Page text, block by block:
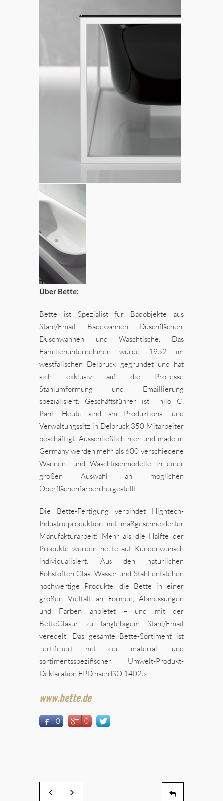
Über Bette:
Bette ist Spezialist für Badobjekte aus
Stahl/Email: Badewannen, Duschflächen,
Duschwannen und Waschtische. Das
Familienunternehmen wurde 1952 im
westfälischen Delbrück gegründet und hat
sich exklusiv auf die Prozesse
Stahlumformung und Emaillierung
spezialisiert. Geschäftsführer ist Thilo C.
Pahl. Heute sind am Produktions- und
Verwaltungssitz in Delbrück 350 Mitarbeiter
beschäftigt. Ausschließlich hier und made in
Germany werden mehr als 600 verschiedene
Wannen- und Waschtischmodelle in einer
großen Auswahl an möglichen
Oberflächenfarben hergestellt.
Die Bette-Fertigung verbindet Hightech-
Industrieproduktion mit maßgeschneiderter
Manufakturarbeit: Mehr als die Hälfte der
Produkte werden heute auf Kundenwunsch
individualisiert. Aus den natürlichen
Rohstoffen Glas, Wasser und Stahl entstehen
hochwertige Produkte, die Bette in einer
großen Vielfalt an Formen, Abmessungen
und Farben anbietet – und mit der
BetteGlasur zu langlebigem Stahl/Email
veredelt. Das gesamte Bette-Sortiment ist
zertifiziert mit der material- und
sortimentsspezifischen Umwelt-Produkt-
Deklaration EPD nach ISO 14025.
www.bette.de
0 0